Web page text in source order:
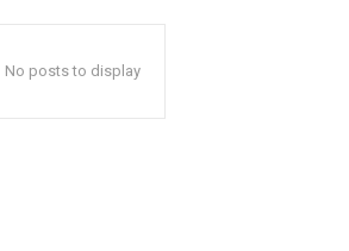
No posts to display